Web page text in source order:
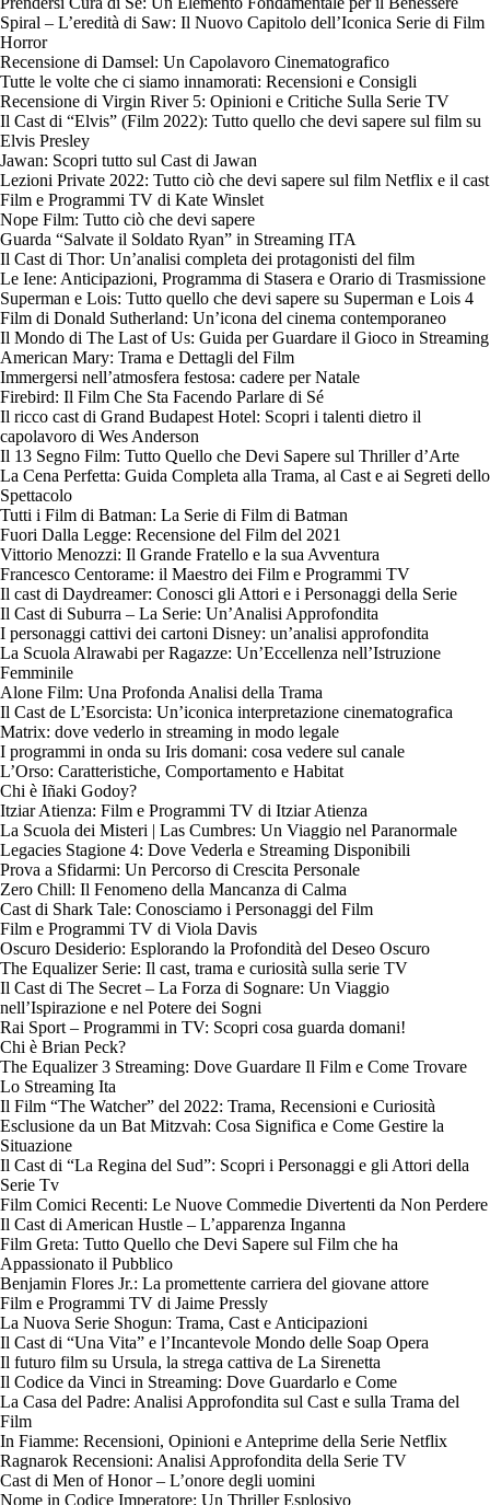
Spiral – L’eredità di Saw: Il Nuovo Capitolo dell’Iconica Serie di Film
Horror
Recensione di Damsel: Un Capolavoro Cinematografico
Tutte le volte che ci siamo innamorati: Recensioni e Consigli
Recensione di Virgin River 5: Opinioni e Critiche Sulla Serie TV
Il Cast di “Elvis” (Film 2022): Tutto quello che devi sapere sul film su
Elvis Presley
Jawan: Scopri tutto sul Cast di Jawan
Lezioni Private 2022: Tutto ciò che devi sapere sul film Netflix e il cast
Film e Programmi TV di Kate Winslet
Nope Film: Tutto ciò che devi sapere
Guarda “Salvate il Soldato Ryan” in Streaming ITA
Il Cast di Thor: Un’analisi completa dei protagonisti del film
Le Iene: Anticipazioni, Programma di Stasera e Orario di Trasmissione
Superman e Lois: Tutto quello che devi sapere su Superman e Lois 4
Film di Donald Sutherland: Un’icona del cinema contemporaneo
Il Mondo di The Last of Us: Guida per Guardare il Gioco in Streaming
American Mary: Trama e Dettagli del Film
Immergersi nell’atmosfera festosa: cadere per Natale
Firebird: Il Film Che Sta Facendo Parlare di Sé
Il ricco cast di Grand Budapest Hotel: Scopri i talenti dietro il
capolavoro di Wes Anderson
Il 13 Segno Film: Tutto Quello che Devi Sapere sul Thriller d’Arte
La Cena Perfetta: Guida Completa alla Trama, al Cast e ai Segreti dello
Spettacolo
Tutti i Film di Batman: La Serie di Film di Batman
Fuori Dalla Legge: Recensione del Film del 2021
Vittorio Menozzi: Il Grande Fratello e la sua Avventura
Francesco Centorame: il Maestro dei Film e Programmi TV
Il cast di Daydreamer: Conosci gli Attori e i Personaggi della Serie
Il Cast di Suburra – La Serie: Un’Analisi Approfondita
I personaggi cattivi dei cartoni Disney: un’analisi approfondita
La Scuola Alrawabi per Ragazze: Un’Eccellenza nell’Istruzione
Femminile
Alone Film: Una Profonda Analisi della Trama
Il Cast de L’Esorcista: Un’iconica interpretazione cinematografica
Matrix: dove vederlo in streaming in modo legale
I programmi in onda su Iris domani: cosa vedere sul canale
L’Orso: Caratteristiche, Comportamento e Habitat
Chi è Iñaki Godoy?
Itziar Atienza: Film e Programmi TV di Itziar Atienza
La Scuola dei Misteri | Las Cumbres: Un Viaggio nel Paranormale
Legacies Stagione 4: Dove Vederla e Streaming Disponibili
Prova a Sfidarmi: Un Percorso di Crescita Personale
Zero Chill: Il Fenomeno della Mancanza di Calma
Cast di Shark Tale: Conosciamo i Personaggi del Film
Film e Programmi TV di Viola Davis
Oscuro Desiderio: Esplorando la Profondità del Deseo Oscuro
The Equalizer Serie: Il cast, trama e curiosità sulla serie TV
Il Cast di The Secret – La Forza di Sognare: Un Viaggio
nell’Ispirazione e nel Potere dei Sogni
Rai Sport – Programmi in TV: Scopri cosa guarda domani!
Chi è Brian Peck?
The Equalizer 3 Streaming: Dove Guardare Il Film e Come Trovare
Lo Streaming Ita
Il Film “The Watcher” del 2022: Trama, Recensioni e Curiosità
Esclusione da un Bat Mitzvah: Cosa Significa e Come Gestire la
Situazione
Il Cast di “La Regina del Sud”: Scopri i Personaggi e gli Attori della
Serie Tv
Film Comici Recenti: Le Nuove Commedie Divertenti da Non Perdere
Il Cast di American Hustle – L’apparenza Inganna
Film Greta: Tutto Quello che Devi Sapere sul Film che ha
Appassionato il Pubblico
Benjamin Flores Jr.: La promettente carriera del giovane attore
Film e Programmi TV di Jaime Pressly
La Nuova Serie Shogun: Trama, Cast e Anticipazioni
Il Cast di “Una Vita” e l’Incantevole Mondo delle Soap Opera
Il futuro film su Ursula, la strega cattiva de La Sirenetta
Il Codice da Vinci in Streaming: Dove Guardarlo e Come
La Casa del Padre: Analisi Approfondita sul Cast e sulla Trama del
Film
In Fiamme: Recensioni, Opinioni e Anteprime della Serie Netflix
Ragnarok Recensioni: Analisi Approfondita della Serie TV
Cast di Men of Honor – L’onore degli uomini
Nome in Codice Imperatore: Un Thriller Esplosivo